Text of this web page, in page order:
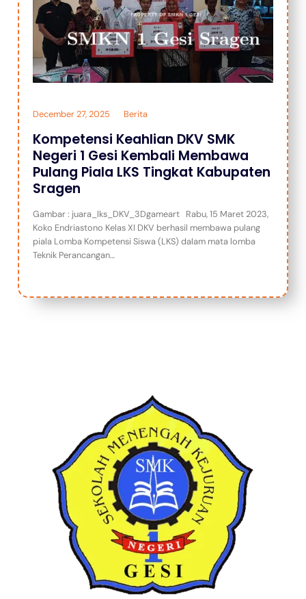
December 27, 2025 Berita
Kompetensi Keahlian DKV SMK
Negeri 1 Gesi Kembali Membawa
Pulang Piala LKS Tingkat Kabupaten
Sragen
Gambar : juara_lks_DKV_3Dgameart Rabu, 15 Maret 2023,
Koko Endriastono Kelas XI DKV berhasil membawa pulang
piala Lomba Kompetensi Siswa (LKS) dalam mata lomba
Teknik Perancangan…